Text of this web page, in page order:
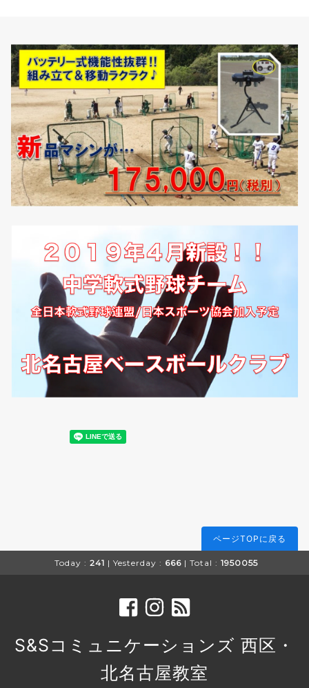
ページTOPに戻る
Today : 241 | Yesterday : 666 | Total : 1950055
S&Sコミュニケーションズ 西区・
北名古屋教室